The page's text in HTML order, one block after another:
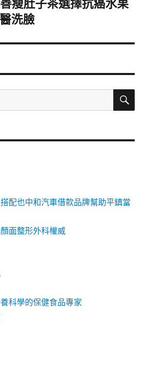
瘦肚子茶選擇抗癌水果
洗臉
搜
配也中和汽車借款品牌幫助平鎮當
面整形外科權威
科學的保健食品專家